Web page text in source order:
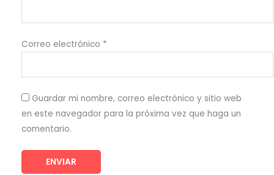
Correo electrónico *
Guardar mi nombre, correo electrónico y sitio web
en este navegador para la próxima vez que haga un
comentario.